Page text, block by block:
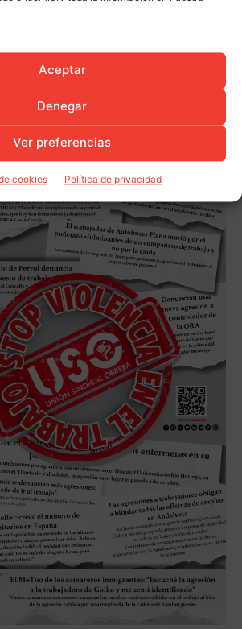
Aceptar
Denegar
Ver preferencias
cookies Política de privacidad